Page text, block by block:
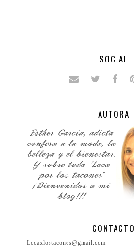
SOCIAL
AUTORA
CONTACTO
Locaxlostacones@gmail.com